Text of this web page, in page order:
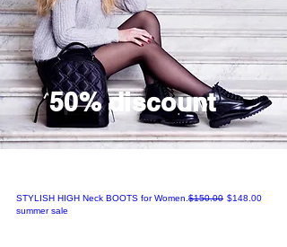
50% discount
STYLISH HIGH Neck BOOTS for Women.नियमित मूल्य
$150.00 बिक्री मूल्य
$148.00
summer sale